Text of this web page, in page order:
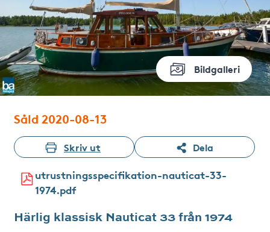
Bildgalleri
Såld 2020-08-13
Skriv ut Dela
utrustningsspecifikation-nauticat-33-
1974.pdf
Härlig klassisk Nauticat 33 från 1974